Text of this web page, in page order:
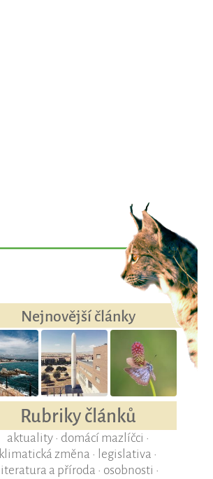
Nejnovější články
Rubriky článků
aktuality• domácí mazlíčci •
klimatická změna • legislativa •
literatura a příroda • osobnosti •